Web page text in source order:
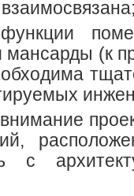
мансарды (к
с